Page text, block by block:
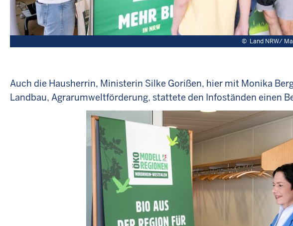
© Land NRW/
Auch die Hausherrin, Ministerin Silke Gorißen, hier mit Monika
Landbau, Agrarumweltförderung, stattete den Infoständen einen